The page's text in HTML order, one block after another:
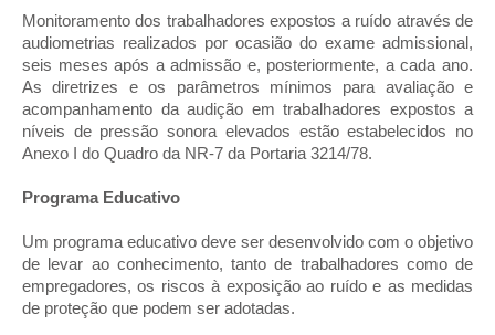
Monitoramento dos trabalhadores expostos a ruído através de
audiometrias realizados por ocasião do exame admissional,
seis meses após a admissão e, posteriormente, a cada ano.
As diretrizes e os parâmetros mínimos para avaliação e
acompanhamento da audição em trabalhadores expostos a
níveis de pressão sonora elevados estão estabelecidos no
Anexo I do Quadro da NR-7 da Portaria 3214/78.
Programa Educativo
Um programa educativo deve ser desenvolvido com o objetivo
de levar ao conhecimento, tanto de trabalhadores como de
empregadores, os riscos à exposição ao ruído e as medidas
de proteção que podem ser adotadas.